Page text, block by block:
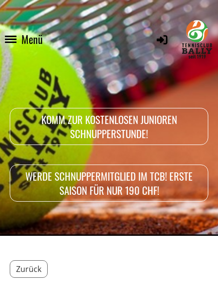
Menü
KOMM ZUR KOSTENLOSEN JUNIOREN
SCHNUPPERSTUNDE!
WERDE SCHNUPPERMITGLIED IM TCB! ERSTE
SAISON FÜR NUR 190 CHF!
Zurück